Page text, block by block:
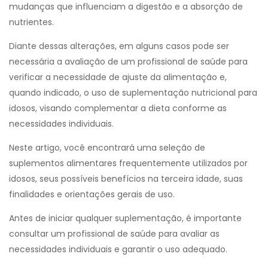
mudanças que influenciam a digestão e a absorção de
nutrientes.
Diante dessas alterações, em alguns casos pode ser
necessária a avaliação de um profissional de saúde para
verificar a necessidade de ajuste da alimentação e,
quando indicado, o uso de suplementação nutricional para
idosos, visando complementar a dieta conforme as
necessidades individuais.
Neste artigo, você encontrará uma seleção de
suplementos alimentares frequentemente utilizados por
idosos, seus possíveis benefícios na terceira idade, suas
finalidades e orientações gerais de uso.
Antes de iniciar qualquer suplementação, é importante
consultar um profissional de saúde para avaliar as
necessidades individuais e garantir o uso adequado.